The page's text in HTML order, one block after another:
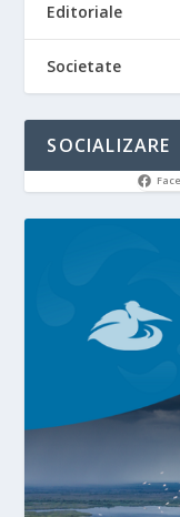
Editoriale
Societate
SOCIALIZARE